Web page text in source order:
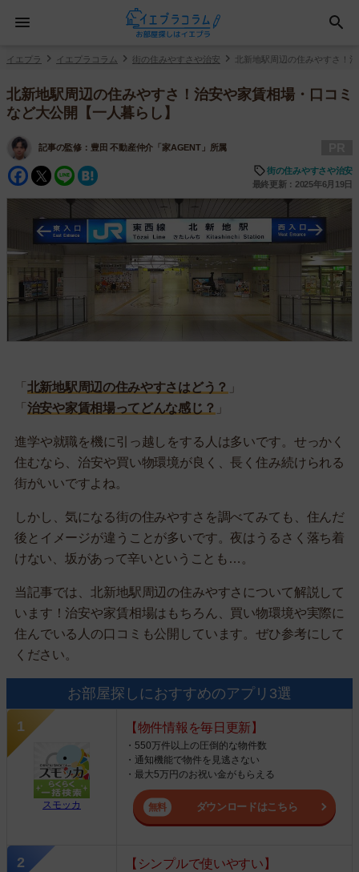
イエプラ イエプラコラム 街の住みやすさや治安 北新地駅周辺の住みやすさ！
北新地駅周辺の住みやすさ！治安や家賃相場・口コミ
など大公開【一人暮らし】
記事の監修： 豊田 不動産仲介「家AGENT」所属
Facebook
Twitter
Line
街の住みやすさや治安
最終更新：2025年6月19日
「 北新地駅周辺の住みやすさはどう？ 」
「 治安や家賃相場ってどんな感じ？ 」
進学や就職を機に引っ越しをする人は多いです。せっかく
住むなら、治安や買い物環境が良く、長く住み続けられる
街がいいですよね。
しかし、気になる街の住みやすさを調べてみても、住んだ
後とイメージが違うことが多いです。夜はうるさく落ち着
けない、坂があって辛いということも…。
当記事では、北新地駅周辺の住みやすさについて解説して
います！治安や家賃相場はもちろん、買い物環境や実際に
住んでいる人の口コミも公開しています。ぜひ参考にして
ください。
お部屋探しにおすすめのアプリ3選
スモッカ
【物件情報を毎日更新】
・550万件以上の圧倒的な物件数
・通知機能で物件を見逃さない
・最大5万円のお祝い金がもらえる
ダウンロードはこちら
【シンプルで使いやすい】